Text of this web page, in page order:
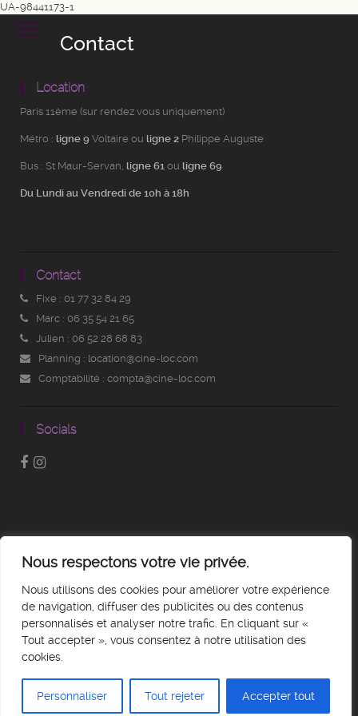
Nous respectons votre vie privée.
Nous utilisons des cookies pour améliorer votre expérience
de navigation, diffuser des publicités ou des contenus
personnalisés et analyser notre trafic. En cliquant sur «
Tout accepter », vous consentez à notre utilisation des
cookies.
Personnaliser Tout rejeter Accepter tout
UA-98441173-1
Contact
Location
Paris 11ème (sur rendez vous uniquement)
Métro : ligne 9 Voltaire ou ligne 2 Philippe Auguste
Bus : St Maur-Servan, ligne 61 ou ligne 69
Du Lundi au Vendredi de 10h à 18h
Contact
Fixe : 01 77 32 84 29
Marc : 06 35 54 21 65
Julien : 06 52 28 68 83
Planning : location@cine-loc.com
Comptabilité : compta@cine-loc.com
Socials